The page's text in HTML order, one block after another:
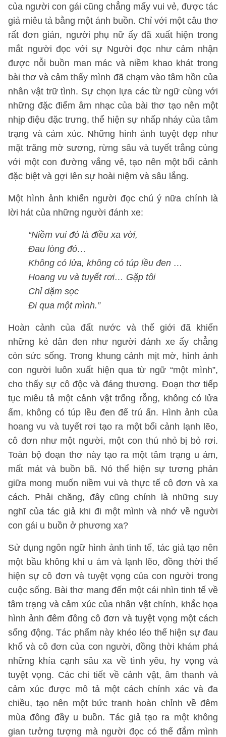
của người con gái cũng chẳng mấy vui vẻ, được tác
giả miêu tả bằng một ánh buồn. Chỉ với một câu thơ
rất đơn giản, người phụ nữ ấy đã xuất hiện trong
mắt người đọc với sự Người đọc như cảm nhận
được nỗi buồn man mác và niềm khao khát trong
bài thơ và cảm thấy mình đã chạm vào tâm hồn của
nhân vật trữ tình. Sự chọn lựa các từ ngữ cùng với
những đặc điểm âm nhạc của bài thơ tạo nên một
nhịp điệu đặc trưng, thể hiện sự nhấp nháy của tâm
trạng và cảm xúc. Những hình ảnh tuyệt đẹp như
mặt trăng mờ sương, rừng sâu và tuyết trắng cùng
với một con đường vắng vẻ, tạo nên một bối cảnh
đặc biệt và gợi lên sự hoài niệm và sâu lắng.
Một hình ảnh khiến người đọc chú ý nữa chính là
lời hát của những người đánh xe:
“Niềm vui đó là điều xa vời,
Đau lòng đó…
Không có lửa, không có túp lều đen …
Hoang vu và tuyết rơi… Gặp tôi
Chỉ dặm sọc
Đi qua một mình.”
Hoàn cảnh của đất nước và thế giới đã khiến
những kẻ dân đen như người đánh xe ấy chẳng
còn sức sống. Trong khung cảnh mịt mờ, hình ảnh
con người luôn xuất hiện qua từ ngữ “một mình”,
cho thấy sự cô độc và đáng thương. Đoạn thơ tiếp
tục miêu tả một cảnh vật trống rỗng, không có lửa
ấm, không có túp lều đen để trú ẩn. Hình ảnh của
hoang vu và tuyết rơi tạo ra một bối cảnh lạnh lẽo,
cô đơn như một người, một con thú nhỏ bị bỏ rơi.
Toàn bộ đoạn thơ này tạo ra một tâm trạng u ám,
mất mát và buồn bã. Nó thể hiện sự tương phản
giữa mong muốn niềm vui và thực tế cô đơn và xa
cách. Phải chăng, đây cũng chính là những suy
nghĩ của tác giả khi đi một mình và nhớ về người
con gái u buồn ở phương xa?
Sử dụng ngôn ngữ hình ảnh tinh tế, tác giả tạo nên
một bầu không khí u ám và lạnh lẽo, đồng thời thể
hiện sự cô đơn và tuyệt vọng của con người trong
cuộc sống. Bài thơ mang đến một cái nhìn tinh tế về
tâm trạng và cảm xúc của nhân vật chính, khắc họa
hình ảnh đêm đông cô đơn và tuyệt vọng một cách
sống động. Tác phẩm này khéo léo thể hiện sự đau
khổ và cô đơn của con người, đồng thời khám phá
những khía cạnh sâu xa về tình yêu, hy vọng và
tuyệt vọng. Các chi tiết về cảnh vật, âm thanh và
cảm xúc được mô tả một cách chính xác và đa
chiều, tạo nên một bức tranh hoàn chỉnh về đêm
mùa đông đầy u buồn. Tác giả tạo ra một không
gian tưởng tượng mà người đọc có thể đắm mình